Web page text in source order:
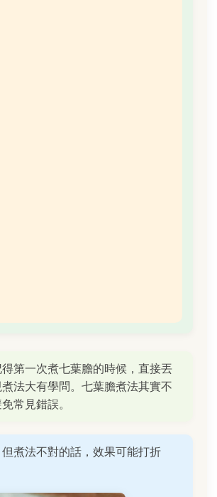
第一次煮七葉膽的時候，直接丟
法大有學問。七葉膽煮法其實不
常見錯誤。
煮法不對的話，效果可能打折